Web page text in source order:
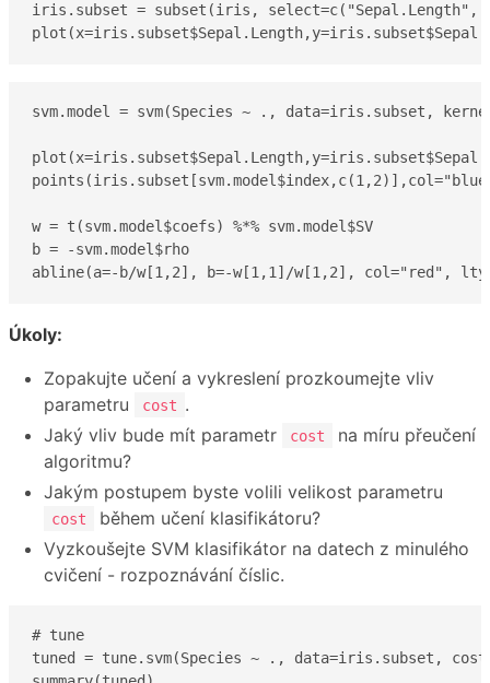
iris.subset = subset(iris, select=c("Sepal.Length",
svm.model = svm(Species ~ ., data=iris.subset,
w = t(svm.model$coefs) %*% svm.model$SV
b = -svm.model$rho
abline(a=-b/w[1,2], b=-w[1,1]/w[1,2], col="red",
Úkoly:
Zopakujte učení a vykreslení prozkoumejte vliv
parametru
cost .
Jaký vliv bude mít parametr
cost
na míru přeučení
algoritmu?
Jakým postupem byste volili velikost parametru
cost
během učení klasifikátoru?
Vyzkoušejte SVM klasifikátor na datech z minulého
cvičení - rozpoznávání číslic.
# tune
tuned = tune.svm(Species ~ ., data=iris.subset,